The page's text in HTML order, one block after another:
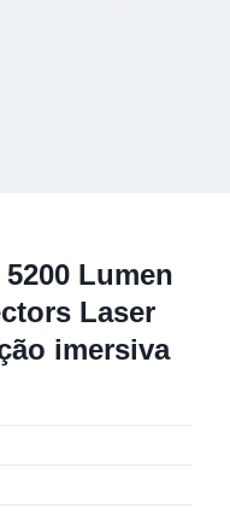
Lumen
Laser
imersiva